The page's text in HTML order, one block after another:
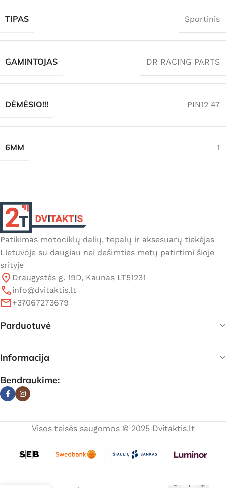
TIPAS Sportinis
GAMINTOJAS DR RACING PARTS
DĖMĖSIO!!! PIN12 47
6MM 1
Patikimas motociklų dalių, tepalų ir aksesuarų tiekėjas
Lietuvoje su daugiau nei dešimties metų patirtimi šioje
srityje
Draugystės g. 19D, Kaunas LT51231
info@dvitaktis.lt
+37067273679
Parduotuvė
Informacija
Bendraukime:
Visos teisės saugomos © 2025 Dvitaktis.lt
- +